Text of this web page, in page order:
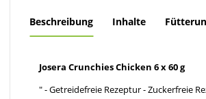
Beschreibung Inhalte
Josera Crunchies Chicken 6 x 60 g
" - Getreidefreie Rezeptur - Zuckerfreie